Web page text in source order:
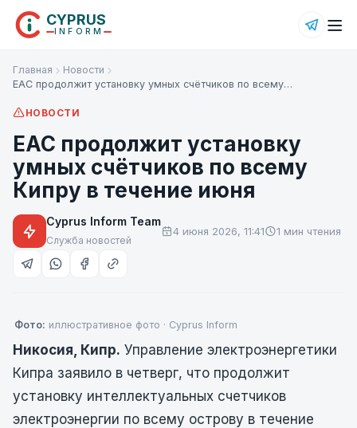
CYPRUS
INFORM
Главная
Новости
EAC продолжит установку умных счётчиков по всему…
НОВОСТИ
EAC продолжит установку
умных счётчиков по всему
Кипру в течение июня
Cyprus Inform Team
Служба новостей
4 июня 2026, 11:41 1 мин чтения
Фото: иллюстративное фото · Cyprus Inform
Никосия, Кипр. Управление электроэнергетики
Кипра заявило в четверг, что продолжит
установку интеллектуальных счетчиков
электроэнергии по всему острову в течение